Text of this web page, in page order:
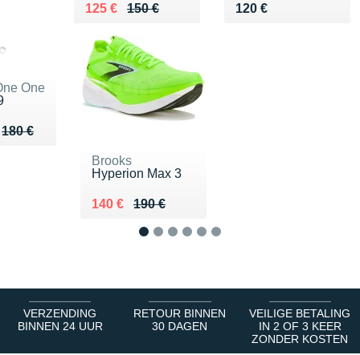
150 €
Au lieu de 150 €
125 €
Vendu 125 € 120 €
Vendu 120 €
One
180 €180 €
€
Brooks
Hyperion Max 3
190 €
Au lieu de 190 €
140 €
Vendu 140 €
VERZENDING
BINNEN 24 UUR
RETOUR BINNEN
30 DAGEN
VEILIGE BETALING
IN 2 OF 3 KEER
ZONDER KOSTEN